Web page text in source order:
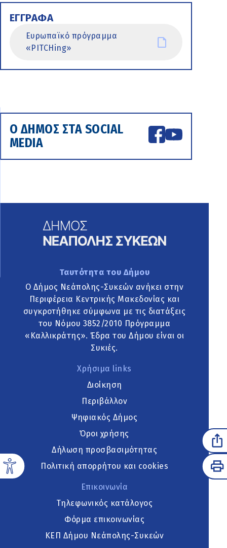
ΕΓΓΡΑΦΑ
Ευρωπαϊκό πρόγραμμα
«PITCHing»
Ο ΔΗΜΟΣ ΣΤΑ SOCIAL
MEDIA
Ταυτότητα του Δήμου
Ο Δήμος Νεάπολης-Συκεών ανήκει στην
Περιφέρεια Κεντρικής Μακεδονίας και
συγκροτήθηκε σύμφωνα με τις διατάξεις
του Νόμου 3852/2010 Πρόγραμμα
«Καλλικράτης». Έδρα του Δήμου είναι οι
Συκιές.
Χρήσιμα links
Διοίκηση
Περιβάλλον
Ψηφιακός Δήμος
Όροι χρήσης
Δήλωση προσβασιμότητας
Πολιτική απορρήτου και cookies
Επικοινωνία
Τηλεφωνικός κατάλογος
Φόρμα επικοινωνίας
ΚΕΠ Δήμου Νεάπολης-Συκεών